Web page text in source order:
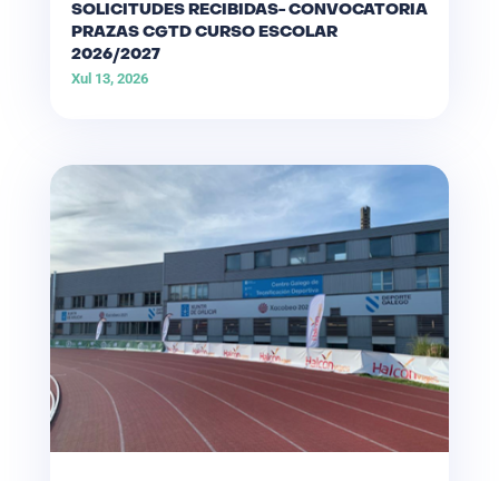
SOLICITUDES RECIBIDAS- CONVOCATORIA
PRAZAS CGTD CURSO ESCOLAR
2026/2027
Xul 13, 2026